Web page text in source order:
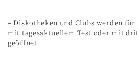
– Diskotheken und Clubs werden
mit tagesaktuellem Test oder mit
geöffnet.